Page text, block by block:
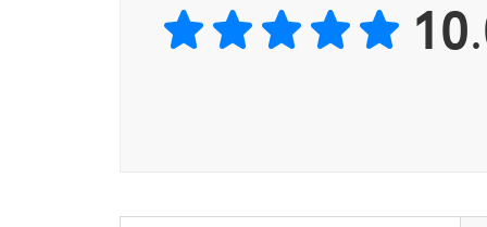
만약 지금까지 자녀를 망치는 말을 해왔다면
무시당하는 엄마의 말〉 〈스스로 공부하는 아